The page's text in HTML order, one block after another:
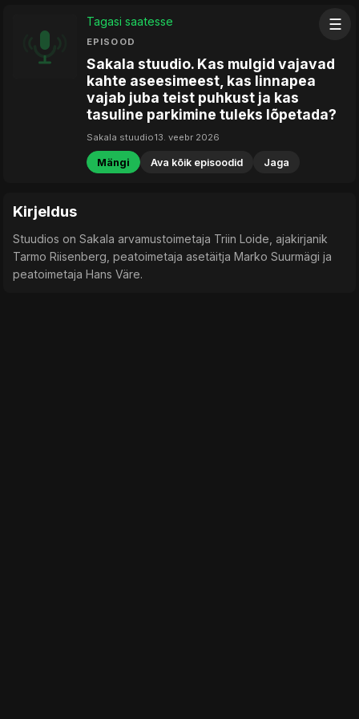
☰
Tagasi saatesse
EPISOOD
Sakala stuudio. Kas mulgid vajavad
kahte aseesimeest, kas linnapea
vajab juba teist puhkust ja kas
tasuline parkimine tuleks lõpetada?
Sakala stuudio13. veebr 2026
Mängi Ava kõik episoodid Jaga
Kirjeldus
Stuudios on Sakala arvamustoimetaja Triin Loide, ajakirjanik
Tarmo Riisenberg, peatoimetaja asetäitja Marko Suurmägi ja
peatoimetaja Hans Väre.